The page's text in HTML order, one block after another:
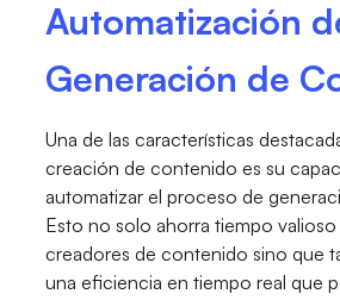
Automatización
Generación de
Una de las características
creación de contenido es su
automatizar el proceso de
Esto no solo ahorra tiempo valioso
creadores de contenido sino que
una eficiencia en tiempo real que